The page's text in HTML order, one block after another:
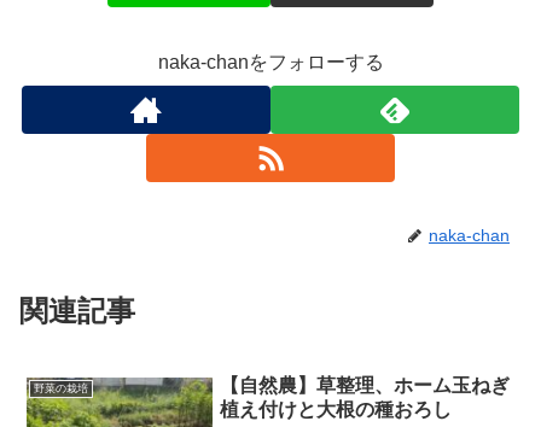
naka-chanをフォローする
naka-chan
関連記事
野菜の栽培
【自然農】草整理、ホーム玉ねぎ
植え付けと大根の種おろし